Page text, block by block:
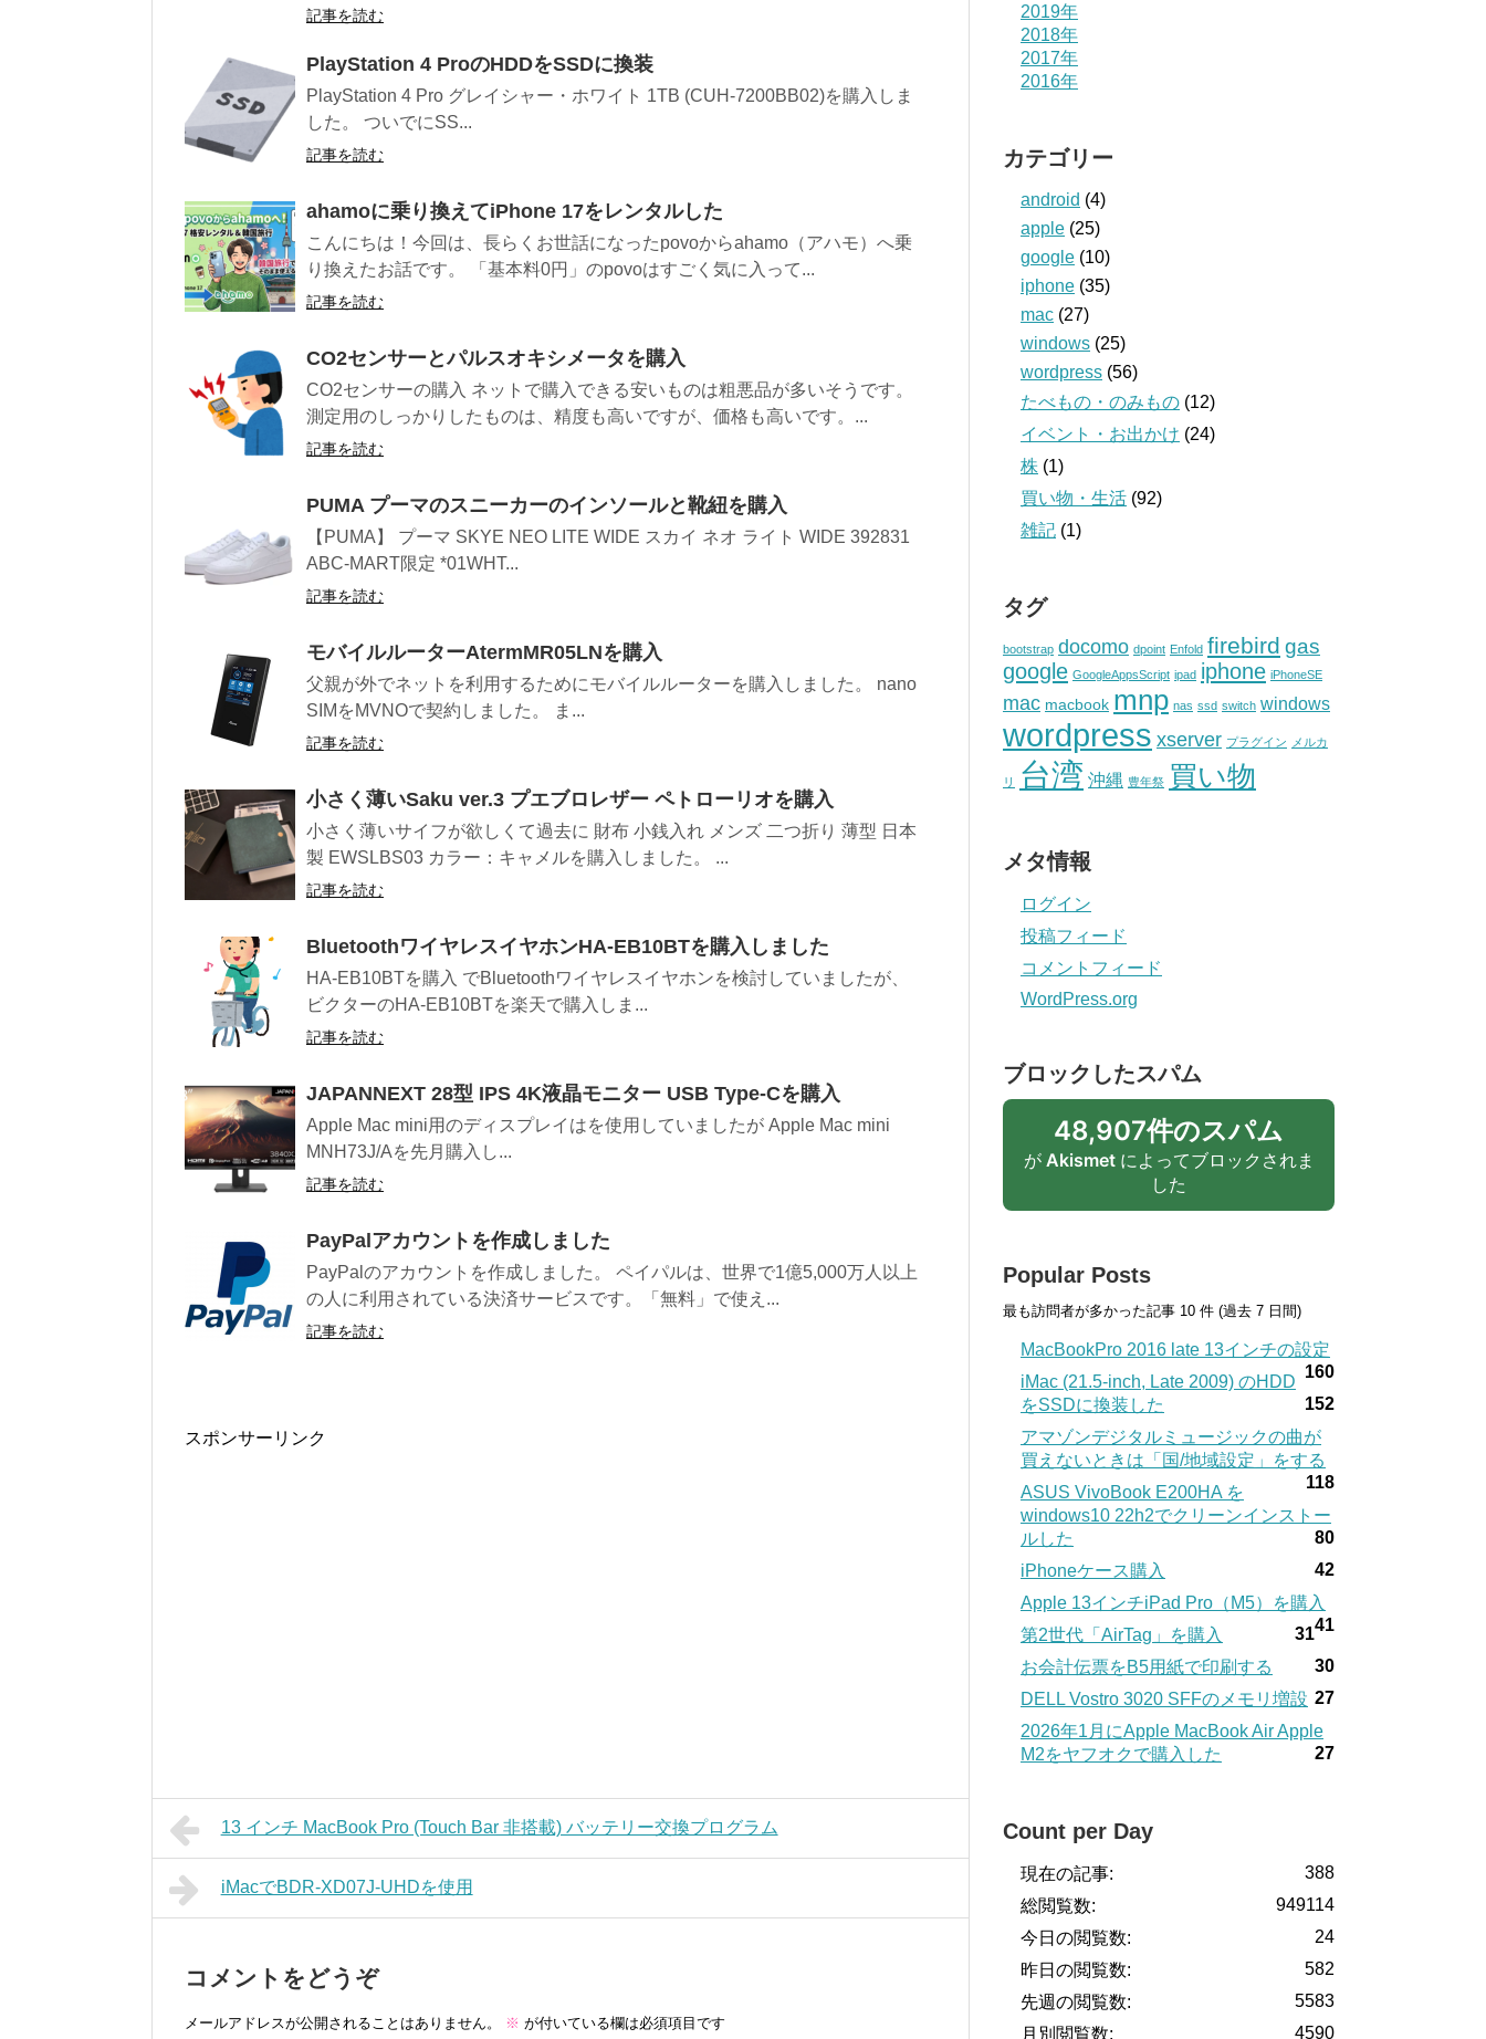
記事を読む
PlayStation 4 ProのHDDをSSDに換装
PlayStation 4 Pro グレイシャー・ホワイト 1TB (CUH-7200BB02)を購入しま
した。 ついでにSS...
記事を読む
ahamoに乗り換えてiPhone 17をレンタルした
こんにちは！今回は、長らくお世話になったpovoからahamo（アハモ）へ乗
り換えたお話です。 「基本料0円」のpovoはすごく気に入って...
記事を読む
CO2センサーとパルスオキシメータを購入
CO2センサーの購入 ネットで購入できる安いものは粗悪品が多いそうです。
測定用のしっかりしたものは、精度も高いですが、価格も高いです。...
記事を読む
PUMA プーマのスニーカーのインソールと靴紐を購入
【PUMA】 プーマ SKYE NEO LITE WIDE スカイ ネオ ライト WIDE 392831
ABC-MART限定 *01WHT...
記事を読む
モバイルルーターAtermMR05LNを購入
父親が外でネットを利用するためにモバイルルーターを購入しました。 nano
SIMをMVNOで契約しました。 ま...
記事を読む
小さく薄いSaku ver.3 プエブロレザー ペトローリオを購入
小さく薄いサイフが欲しくて過去に 財布 小銭入れ メンズ 二つ折り 薄型 日本
製 EWSLBS03 カラー：キャメルを購入しました。 ...
記事を読む
BluetoothワイヤレスイヤホンHA-EB10BTを購入しました
HA-EB10BTを購入 でBluetoothワイヤレスイヤホンを検討していましたが、
ビクターのHA-EB10BTを楽天で購入しま...
記事を読む
JAPANNEXT 28型 IPS 4K液晶モニター USB Type-Cを購入
Apple Mac mini用のディスプレイはを使用していましたが Apple Mac mini
MNH73J/Aを先月購入し...
記事を読む
PayPalアカウントを作成しました
PayPalのアカウントを作成しました。 ペイパルは、世界で1億5,000万人以上
の人に利用されている決済サービスです。「無料」で使え...
記事を読む
スポンサーリンク
13 インチ MacBook Pro (Touch Bar 非搭載) バッテリー交換プログラム
iMacでBDR-XD07J-UHDを使用
コメントをどうぞ
メールアドレスが公開されることはありません。 ※ が付いている欄は必須項目です
2019年
2018年
2017年
2016年
カテゴリー
android (4)
apple (25)
google (10)
iphone (35)
mac (27)
windows (25)
wordpress (56)
たべもの・のみもの (12)
イベント・お出かけ (24)
株 (1)
買い物・生活 (92)
雑記 (1)
タグ
bootstrap docomo dpoint Enfold firebird gas
google GoogleAppsScript ipad iphone iPhoneSE
mac macbook mnp nas ssd switch windows
wordpress xserver プラグイン メルカ
リ 台湾 沖縄 豊年祭 買い物
メタ情報
ログイン
投稿フィード
コメントフィード
WordPress.org
ブロックしたスパム
48,907件のスパム
が Akismetによってブロックされま
した
Popular Posts
最も訪問者が多かった記事 10 件 (過去 7 日間)
MacBookPro 2016 late 13インチの設定
160
iMac (21.5-inch, Late 2009) のHDD
をSSDに換装した
152
アマゾンデジタルミュージックの曲が
買えないときは「国/地域設定」をする
118
ASUS VivoBook E200HA を
windows10 22h2でクリーンインストー
ルした
80
iPhoneケース購入
42
Apple 13インチiPad Pro（M5）を購入
41
第2世代「AirTag」を購入
31
お会計伝票をB5用紙で印刷する
30
DELL Vostro 3020 SFFのメモリ増設 27
2026年1月にApple MacBook Air Apple
M2をヤフオクで購入した
27
Count per Day
388
現在の記事:
949114
総閲覧数:
24
今日の閲覧数:
582
昨日の閲覧数:
5583
先週の閲覧数:
4590
月別閲覧数: